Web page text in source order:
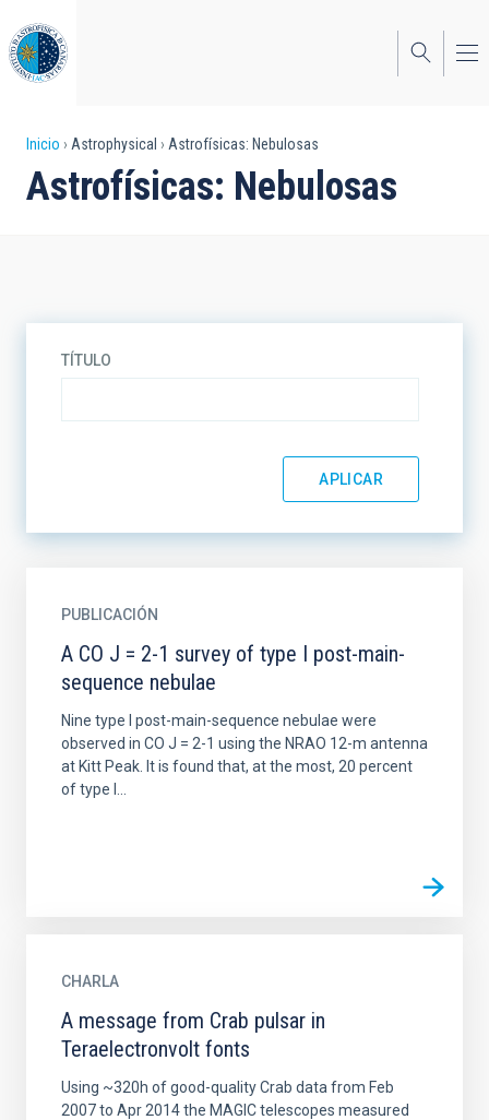
al
contenido
principal
Sobrescribir
enlaces
navegación
Inicio Astrophysical Astrofísicas: Nebulosas
Astrofísicas: Nebulosas
TÍTULO
PUBLICACIÓN
A CO J = 2-1 survey of type I post-main-
sequence nebulae
Nine type I post-main-sequence nebulae were
observed in CO J = 2-1 using the NRAO 12-m antenna
at Kitt Peak. It is found that, at the most, 20 percent
of type I...
CHARLA
A message from Crab pulsar in
Teraelectronvolt fonts
Using ~320h of good-quality Crab data from Feb
2007 to Apr 2014 the MAGIC telescopes measured